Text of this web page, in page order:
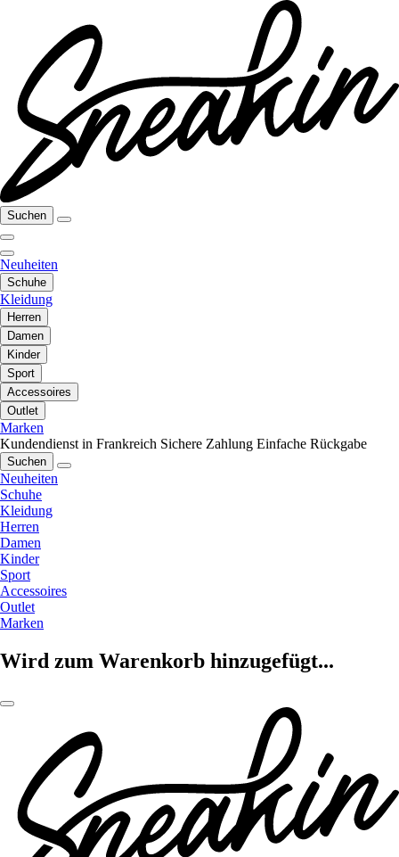
Suchen
Neuheiten
Schuhe
Kleidung
Herren
Damen
Kinder
Sport
Accessoires
Outlet
Marken
Kundendienst in Frankreich Sichere Zahlung Einfache Rückgabe
Suchen
Neuheiten
Schuhe
Kleidung
Herren
Damen
Kinder
Sport
Accessoires
Outlet
Marken
Wird zum Warenkorb hinzugefügt...